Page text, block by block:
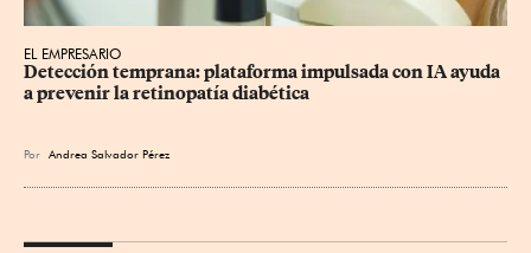
EL EMPRESARIO
Detección temprana: plataforma impulsada con IA ayuda
a prevenir la retinopatía diabética
Por Andrea Salvador Pérez